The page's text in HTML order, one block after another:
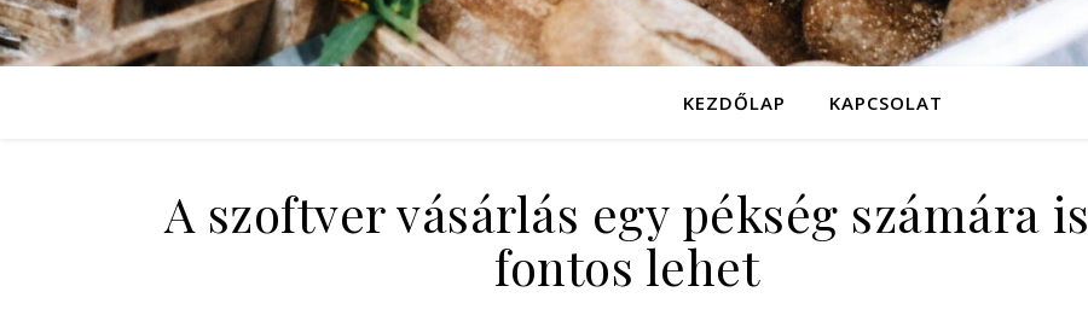
KEZDŐLAP KAPCSOLAT
A szoftver vásárlás egy pékség számára is
fontos lehet